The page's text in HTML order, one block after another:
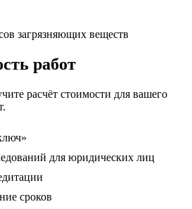
работ
расчёт стоимости для вашего
для юридических лиц
сроков